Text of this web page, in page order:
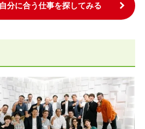
自分に合う仕事を探してみる